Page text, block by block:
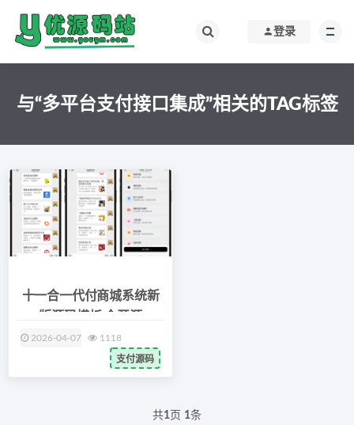
登录
与“多平台支付接口集成”相关的TAG标签
十一合一代付商城系统新
2026-04-07 1118
支付源码
共1 页 1条